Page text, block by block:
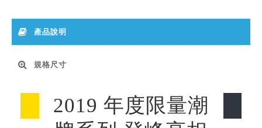
產品說明
規格尺寸
2019 年度限量潮